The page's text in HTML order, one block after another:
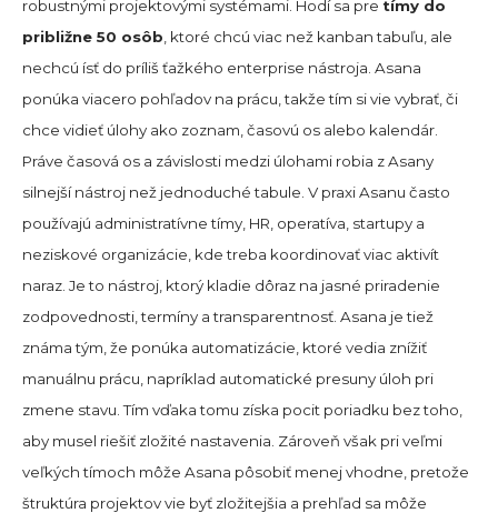
robustnými projektovými systémami. Hodí sa pre tímy do
približne 50 osôb , ktoré chcú viac než kanban tabuľu, ale
nechcú ísť do príliš ťažkého enterprise nástroja. Asana
ponúka viacero pohľadov na prácu, takže tím si vie vybrať, či
chce vidieť úlohy ako zoznam, časovú os alebo kalendár.
Práve časová os a závislosti medzi úlohami robia z Asany
silnejší nástroj než jednoduché tabule. V praxi Asanu často
používajú administratívne tímy, HR, operatíva, startupy a
neziskové organizácie, kde treba koordinovať viac aktivít
naraz. Je to nástroj, ktorý kladie dôraz na jasné priradenie
zodpovednosti, termíny a transparentnosť. Asana je tiež
známa tým, že ponúka automatizácie, ktoré vedia znížiť
manuálnu prácu, napríklad automatické presuny úloh pri
zmene stavu. Tím vďaka tomu získa pocit poriadku bez toho,
aby musel riešiť zložité nastavenia. Zároveň však pri veľmi
veľkých tímoch môže Asana pôsobiť menej vhodne, pretože
štruktúra projektov vie byť zložitejšia a prehľad sa môže